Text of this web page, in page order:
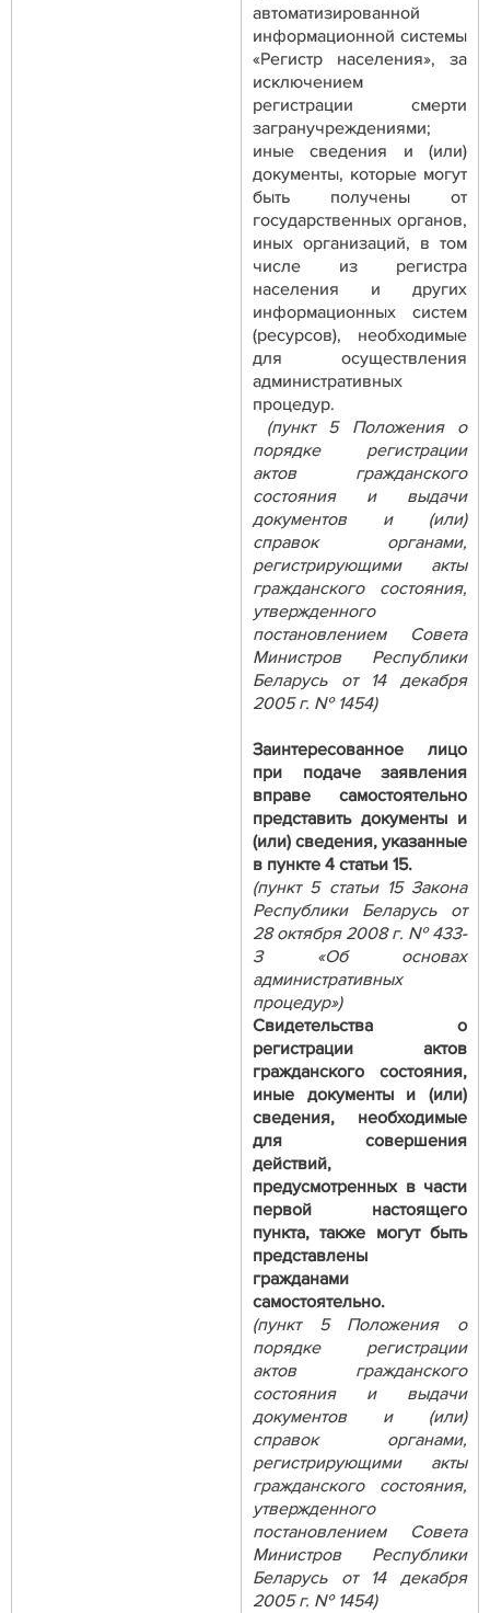
автоматизированной
информационной системы
«Регистр населения», за
исключением
регистрации смерти
загранучреждениями;
иные сведения и (или)
документы, которые могут
быть получены от
государственных органов,
иных организаций, в том
числе из регистра
населения и других
информационных систем
(ресурсов), необходимые
для осуществления
административных
процедур.
(пункт 5 Положения о
порядке регистрации
актов гражданского
состояния и выдачи
документов и (или)
справок органами,
регистрирующими акты
гражданского состояния,
утвержденного
постановлением Совета
Министров Республики
Беларусь от 14 декабря
2005 г. № 1454)
Заинтересованное лицо
при подаче заявления
вправе самостоятельно
представить документы и
(или) сведения, указанные
в пункте 4 статьи 15.
(пункт 5 статьи 15 Закона
Республики Беларусь от
28 октября 2008 г. № 433-
З «Об основах
административных
процедур»)
Свидетельства о
регистрации актов
гражданского состояния,
иные документы и (или)
сведения, необходимые
для совершения
действий,
предусмотренных в части
первой настоящего
пункта, также могут быть
представлены
гражданами
самостоятельно.
(пункт 5 Положения о
порядке регистрации
актов гражданского
состояния и выдачи
документов и (или)
справок органами,
регистрирующими акты
гражданского состояния,
утвержденного
постановлением Совета
Министров Республики
Беларусь от 14 декабря
2005 г. № 1454)